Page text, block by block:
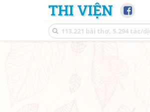
THI VIỆN